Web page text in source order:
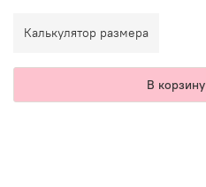
Калькулятор размера
В корзину